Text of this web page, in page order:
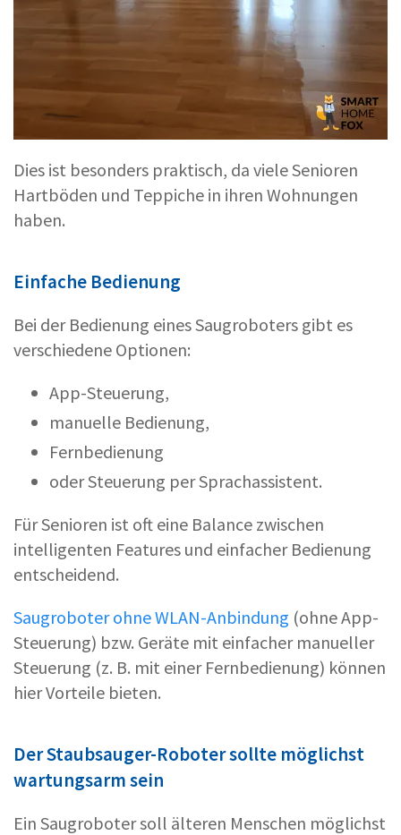
Dies ist besonders praktisch, da viele Senioren
Hartböden und Teppiche in ihren Wohnungen
haben.
Einfache Bedienung
Bei der Bedienung eines Saugroboters gibt es
verschiedene Optionen:
App-Steuerung,
manuelle Bedienung,
Fernbedienung
oder Steuerung per Sprachassistent.
Für Senioren ist oft eine Balance zwischen
intelligenten Features und einfacher Bedienung
entscheidend.
Saugroboter ohne WLAN-Anbindung (ohne App-
Steuerung) bzw. Geräte mit einfacher manueller
Steuerung (z. B. mit einer Fernbedienung) können
hier Vorteile bieten.
Der Staubsauger-Roboter sollte möglichst
wartungsarm sein
Ein Saugroboter soll älteren Menschen möglichst